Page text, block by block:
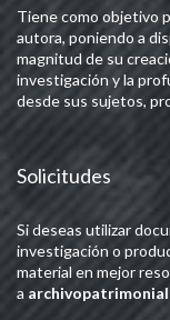
Tiene como objetivo
autora, poniendo a
magnitud de su
investigación y la
desde sus sujetos,
Solicitudes
Si deseas utilizar
investigación o
material en mejor
a